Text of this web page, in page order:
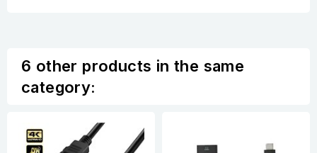
6 other products in the same
category: